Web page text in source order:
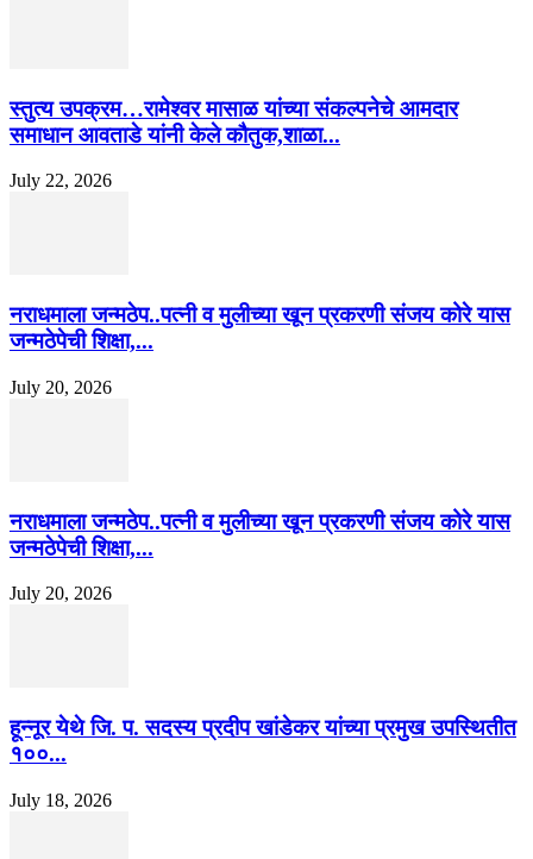
स्तुत्य उपक्रम…रामेश्वर मासाळ यांच्या संकल्पनेचे आमदार
समाधान आवताडे यांनी केले कौतुक,शाळा...
July 22, 2026
नराधमाला जन्मठेप..पत्नी व मुलीच्या खून प्रकरणी संजय कोरे यास
जन्मठेपेची शिक्षा,...
July 20, 2026
नराधमाला जन्मठेप..पत्नी व मुलीच्या खून प्रकरणी संजय कोरे यास
जन्मठेपेची शिक्षा,...
July 20, 2026
हून्नूर येथे जि. प. सदस्य प्रदीप खांडेकर यांच्या प्रमुख उपस्थितीत
१००...
July 18, 2026